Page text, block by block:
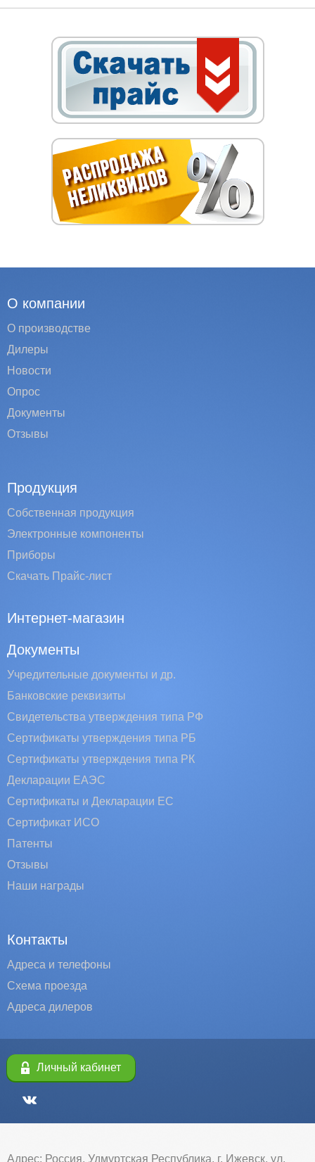
О компании
О производстве
Дилеры
Новости
Опрос
Документы
Отзывы
Продукция
Собственная продукция
Электронные компоненты
Приборы
Скачать Прайс-лист
Интернет-магазин
Документы
Учредительные документы и др.
Банковские реквизиты
Свидетельства утверждения типа РФ
Сертификаты утверждения типа РБ
Сертификаты утверждения типа РК
Декларации ЕАЭС
Сертификаты и Декларации EC
Сертификат ИСО
Патенты
Отзывы
Наши награды
Контакты
Адреса и телефоны
Схема проезда
Адреса дилеров
Личный кабинет
Адрес: Россия, Удмуртская Республика, г. Ижевск, ул.